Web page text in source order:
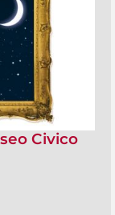
Civico